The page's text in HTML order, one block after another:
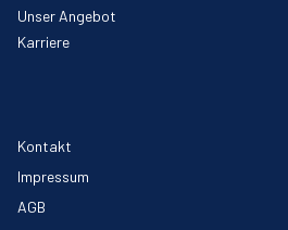
Unser Angebot
Karriere
Kontakt
Impressum
AGB